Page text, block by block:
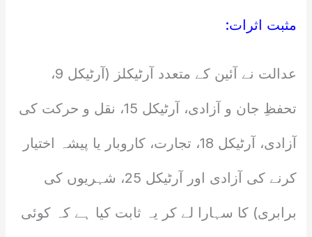
مثبت اثرات:
عدالت نے آئین کے متعدد آرٹیکلز (آرٹیکل 9،
تحفظِ جان و آزادی، آرٹیکل 15، نقل و حرکت کی
آزادی، آرٹیکل 18، تجارت، کاروبار یا پیشہ اختیار
کرنے کی آزادی اور آرٹیکل 25، شہریوں کی
برابری) کا سہارا لے کر یہ ثابت کیا ہے کہ کوئی